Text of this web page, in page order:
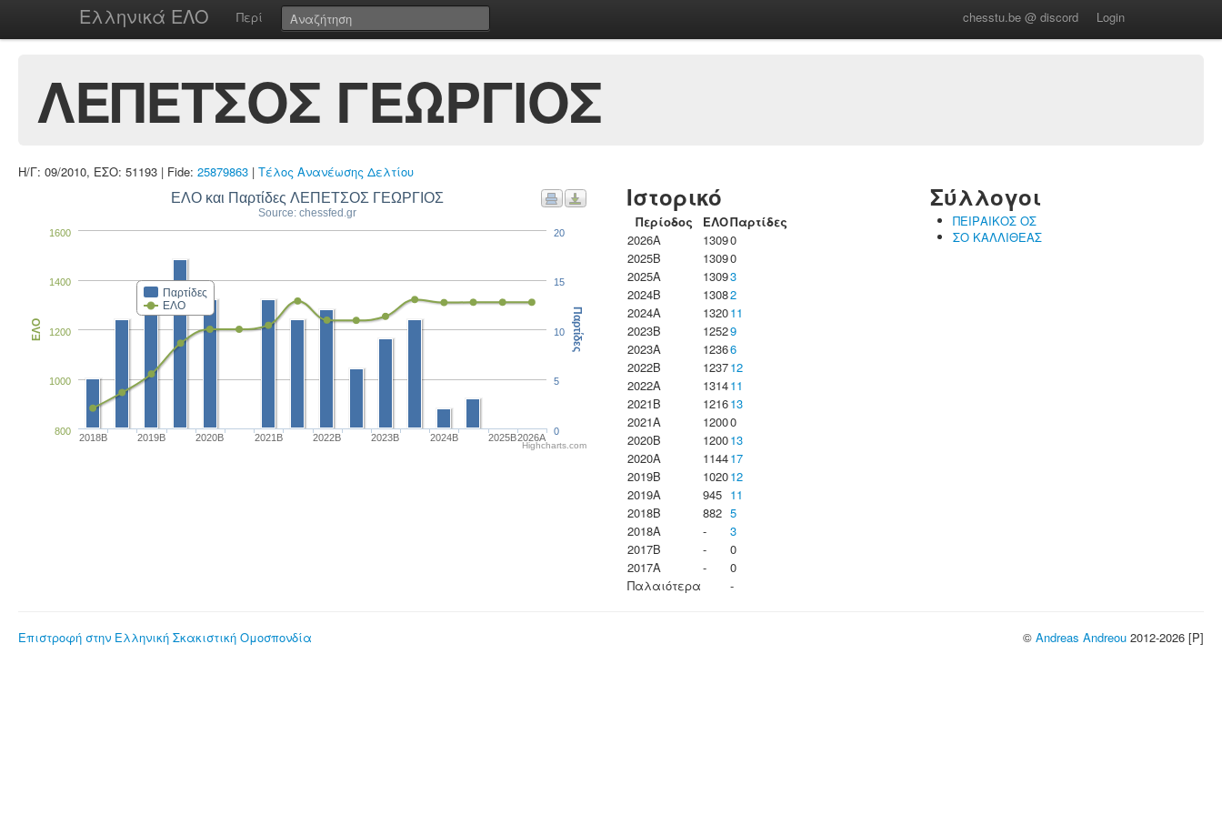
Ελληνικά ΕΛΟ Περί chesstu.be @ discord Login
ΛΕΠΕΤΣΟΣ ΓΕΩΡΓΙΟΣ
Η/Γ: 09/2010, ΕΣΟ: 51193 | Fide: 25879863 | Τέλος Ανανέωσης Δελτίου
ΕΛΟ και Παρτίδες ΛΕΠΕΤΣΟΣ ΓΕΩΡΓΙΟΣ
Source: chessfed.gr
Παρτίδες
ΕΛΟ
2018B 2019B 2020B 2021B 2022B 2023B 2024B 2025B2026A
800
1000
1200
1400
1600
ΕΛΟ
0
5
10
15
20
Παρτίδες
Highcharts.com
Ιστορικό
Περίοδος ΕΛΟΠαρτίδες
2026A
13090
2025B
13090
2025A
13093
2024B
13082
2024A
132011
2023B
12529
2023Α
12366
2022B
123712
2022A
131411
2021B
121613
2021A
12000
2020B
120013
2020A
114417
2019B
102012
2019A
945 11
2018B
882 5
2018A
-
3
2017B
-
0
2017A
-
0
Παλαιότερα
-
Σύλλογοι
ΠΕΙΡΑΙΚΟΣ ΟΣ
ΣΟ ΚΑΛΛΙΘΕΑΣ
Επιστροφή στην Ελληνική Σκακιστική Ομοσπονδία © Andreas Andreou 2012-2026 [P]